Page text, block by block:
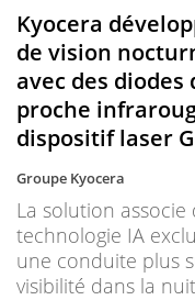
Kyocera
de vision
avec des
proche
dispositif laser
Groupe Kyocera
La solution associe
technologie IA
une conduite plus
visibilité dans la